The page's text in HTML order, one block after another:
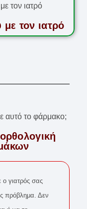
τον ιατρό
γιατρός σας
πρόβλημα. Δεν